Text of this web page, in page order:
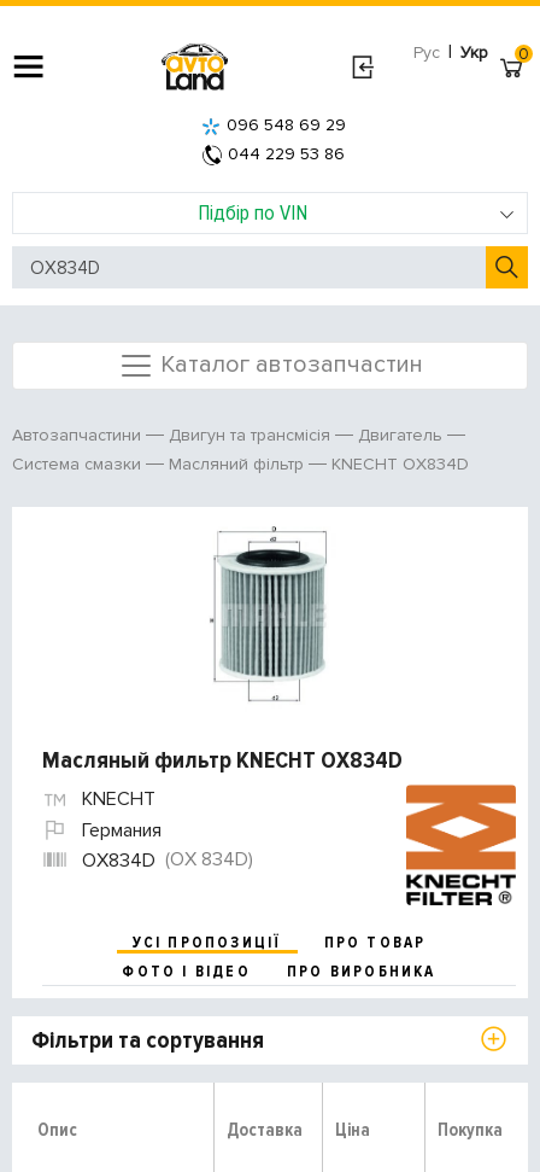
Рус | Укр
Підбір по VIN
096 548 69 29
044 229 53 86
0
Каталог автозапчастин
Автозапчастини Двигун та трансмісія
Двигатель
Система смазки
Масляний фільтр KNECHT OX834D
Масляный фильтр KNECHT OX834D
KNECHT
Германия
OX834D (OX 834D)
УСІ ПРОПОЗИЦІЇ
ПРО ТОВАР
ФОТО І ВІДЕО
ПРО ВИРОБНИКА
Фільтри та сортування
Опис Доставка Ціна Покупка